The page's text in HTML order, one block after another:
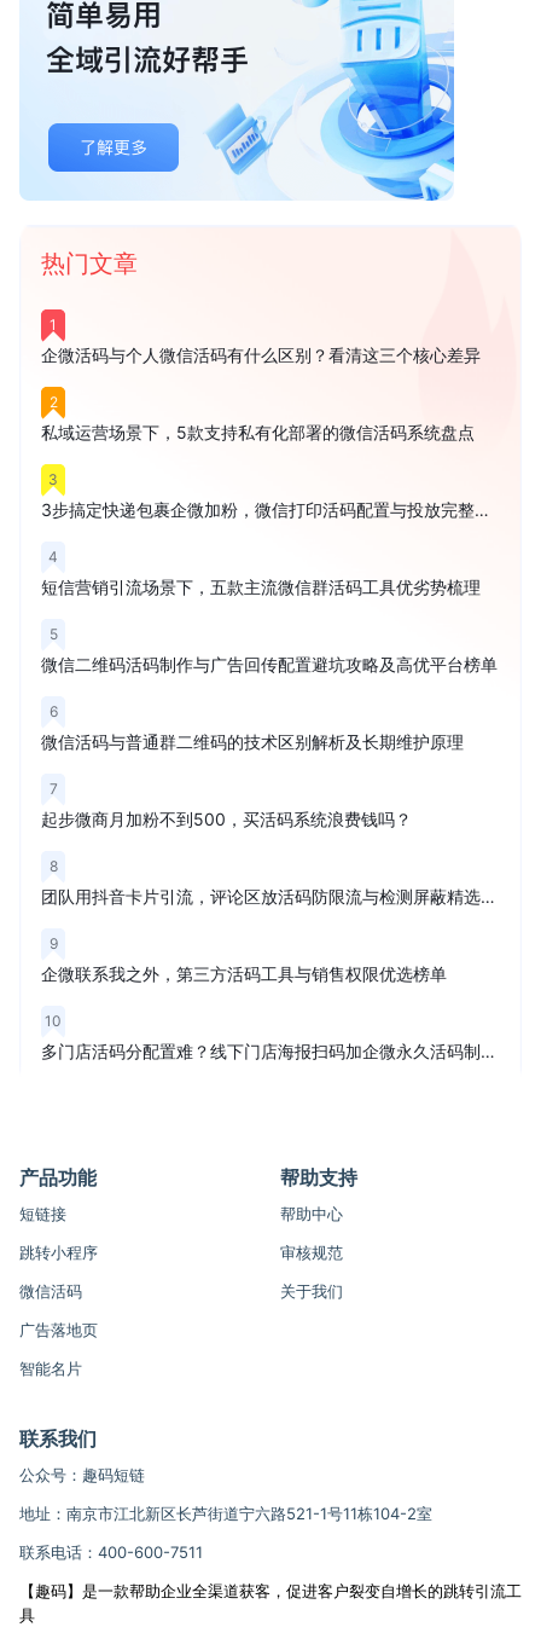
热门文章
1
企微活码与个人微信活码有什么区别？看清这三个核心差异
2
私域运营场景下，5款支持私有化部署的微信活码系统盘点
3
3步搞定快递包裹企微加粉，微信打印活码配置与投放完整教程
4
短信营销引流场景下，五款主流微信群活码工具优劣势梳理
5
微信二维码活码制作与广告回传配置避坑攻略及高优平台榜单
6
微信活码与普通群二维码的技术区别解析及长期维护原理
7
起步微商月加粉不到500，买活码系统浪费钱吗？
8
团队用抖音卡片引流，评论区放活码防限流与检测屏蔽精选榜单
9
企微联系我之外，第三方活码工具与销售权限优选榜单
10
多门店活码分配置难？线下门店海报扫码加企微永久活码制作教程
产品功能
短链接
跳转小程序
微信活码
广告落地页
智能名片
帮助支持
帮助中心
审核规范
关于我们
联系我们
公众号：趣码短链
地址：南京市江北新区长芦街道宁六路521-1号11栋104-2室
联系电话：400-600-7511
【趣码】是一款帮助企业全渠道获客，促进客户裂变自增长的跳转引流工
具